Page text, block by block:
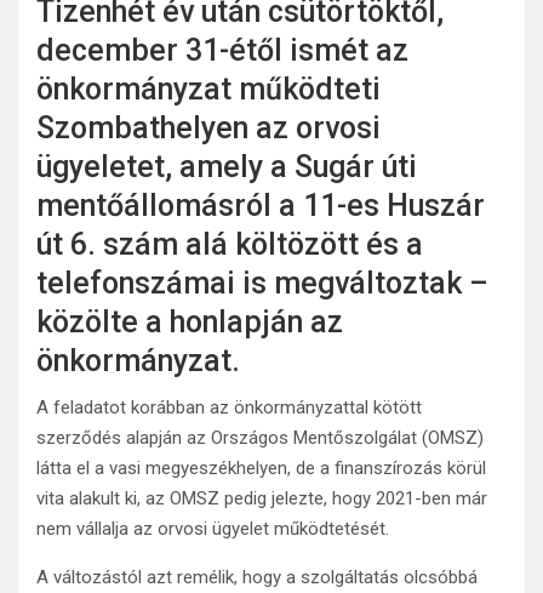
Tizenhét év után csütörtöktől,
december 31-étől ismét az
önkormányzat működteti
Szombathelyen az orvosi
ügyeletet, amely a Sugár úti
mentőállomásról a 11-es Huszár
út 6. szám alá költözött és a
telefonszámai is megváltoztak –
közölte a honlapján az
önkormányzat.
A feladatot korábban az önkormányzattal kötött
szerződés alapján az Országos Mentőszolgálat (OMSZ)
látta el a vasi megyeszékhelyen, de a finanszírozás körül
vita alakult ki, az OMSZ pedig jelezte, hogy 2021-ben már
nem vállalja az orvosi ügyelet működtetését.
A változástól azt remélik, hogy a szolgáltatás olcsóbbá